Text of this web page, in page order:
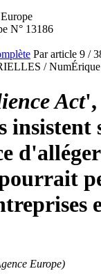
N° 13186
Par article 9 /
/ NumÉrique
Act',
insistent
Europe)